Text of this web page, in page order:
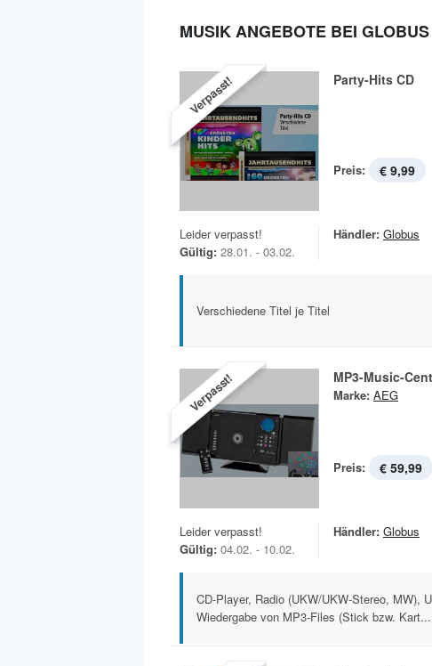
MUSIK ANGEBOTE BEI GLOBUS
Verpasst! Party-Hits CD
Preis: € 9,99
Leider verpasst!
Gültig: 28.01. - 03.02.
Händler: Globus
Verschiedene Titel je Titel
Verpasst! MP3-Music-
Marke: AEG
Preis: € 59,99
Leider verpasst!
Gültig: 04.02. - 10.02.
Händler: Globus
CD-Player, Radio (UKW/UKW-Stereo, MW),
Wiedergabe von MP3-Files (Stick bzw. Kart...